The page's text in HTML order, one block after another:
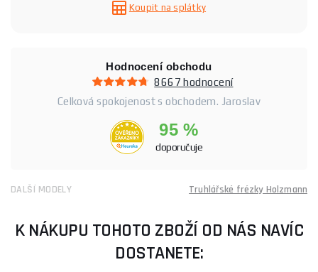
Koupit na splátky
Hodnocení obchodu
8667 hodnocení
Celková spokojenost s obchodem. Jaroslav
95 %
doporučuje
DALŠÍ MODELY Truhlářské frézky Holzmann
K NÁKUPU TOHOTO ZBOŽÍ OD NÁS NAVÍC
DOSTANETE: